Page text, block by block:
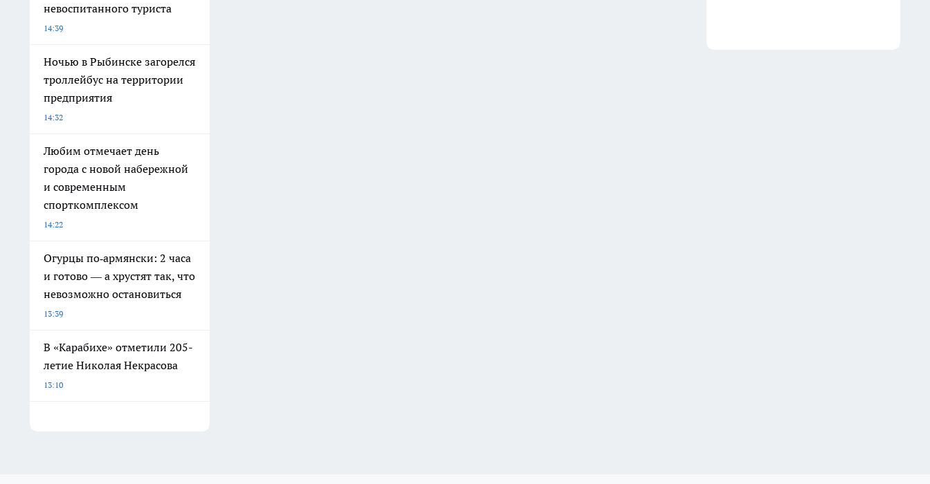
невоспитанного туриста
14:39
Ночью в Рыбинске загорелся
троллейбус на территории
предприятия
14:32
Любим отмечает день
города с новой набережной
и современным
спорткомплексом
14:22
Огурцы по‑армянски: 2 часа
и готово — а хрустят так, что
невозможно остановиться
13:39
В «Карабихе» отметили 205-
летие Николая Некрасова
13:10